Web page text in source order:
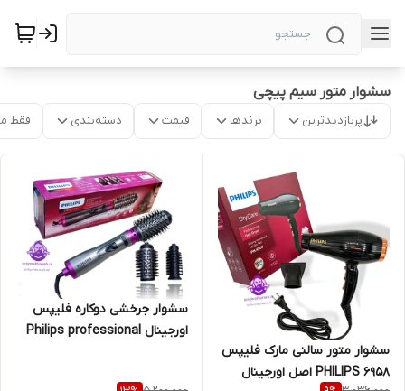
سشوار متور سیم پیچی
پربازدیدترین برندها قیمت دسته‌بندی فقط
سشوار متور سالنی مارک فلیپس
PHILIPS 6958 اصل اورجینال
سشوار جرخشی دوکاره فلیپس
اورجینال Philips professional